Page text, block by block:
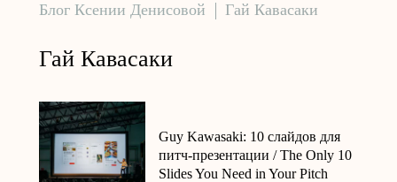
Блог Ксении Денисовой Гай Кавасаки
Гай Кавасаки
Guy Kawasaki: 10 слайдов для
питч-презентации / The Only 10
Slides You Need in Your Pitch